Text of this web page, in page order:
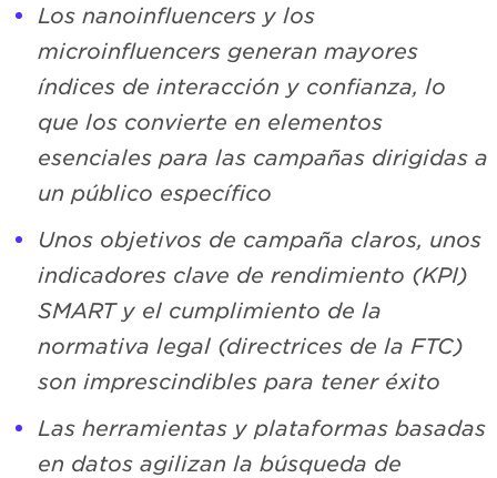
Los nanoinfluencers y los
microinfluencers generan mayores
índices de interacción y confianza, lo
que los convierte en elementos
esenciales para las campañas dirigidas a
un público específico
Unos objetivos de campaña claros, unos
indicadores clave de rendimiento (KPI)
SMART y el cumplimiento de la
normativa legal (directrices de la FTC)
son imprescindibles para tener éxito
Las herramientas y plataformas basadas
en datos agilizan la búsqueda de